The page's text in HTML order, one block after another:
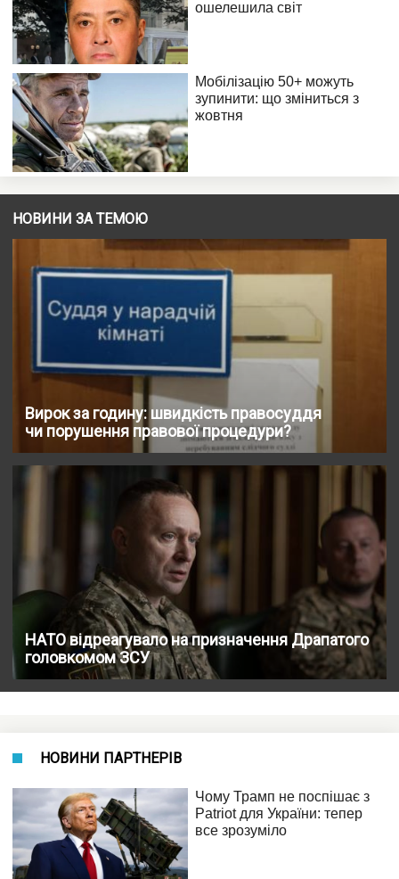
НОВИНИ ЗА ТЕМОЮ
Вирок за годину: швидкість правосуддя
чи порушення правової процедури?
НАТО відреагувало на призначення Драпатого
головкомом ЗСУ
НОВИНИ ПАРТНЕРІВ